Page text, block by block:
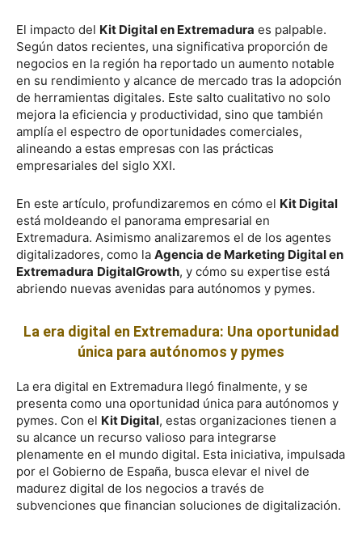
El impacto del Kit Digital en Extremadura es palpable.
Según datos recientes, una significativa proporción de
negocios en la región ha reportado un aumento notable
en su rendimiento y alcance de mercado tras la adopción
de herramientas digitales. Este salto cualitativo no solo
mejora la eficiencia y productividad, sino que también
amplía el espectro de oportunidades comerciales,
alineando a estas empresas con las prácticas
empresariales del siglo XXI.
En este artículo, profundizaremos en cómo el Kit Digital
está moldeando el panorama empresarial en
Extremadura. Asimismo analizaremos el de los agentes
digitalizadores, como la Agencia de Marketing Digital en
Extremadura DigitalGrowth, y cómo su expertise está
abriendo nuevas avenidas para autónomos y pymes.
La era digital en Extremadura: Una oportunidad
única para autónomos y pymes
La era digital en Extremadura llegó finalmente, y se
presenta como una oportunidad única para autónomos y
pymes. Con el Kit Digital, estas organizaciones tienen a
su alcance un recurso valioso para integrarse
plenamente en el mundo digital. Esta iniciativa, impulsada
por el Gobierno de España, busca elevar el nivel de
madurez digital de los negocios a través de
subvenciones que financian soluciones de digitalización.